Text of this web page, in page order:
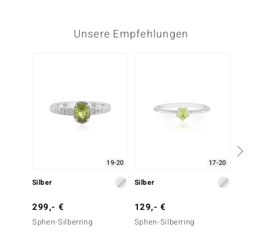
Unsere Empfehlungen
19-20
Silber
299,- €
Sphen-Silberring
17-20
Silber
129,- €
Sphen-Silberring